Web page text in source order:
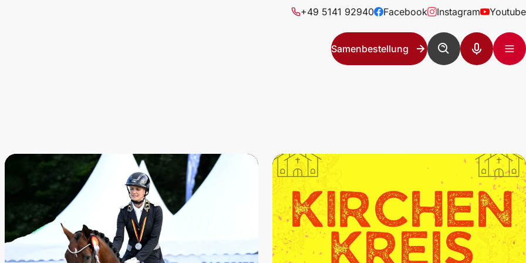
+49 5141 92940 Facebook Instagram Youtube
Samenbestellung